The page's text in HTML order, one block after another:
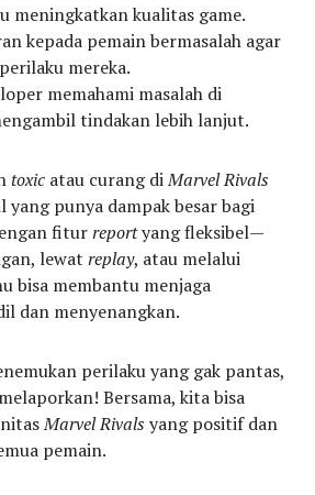
meningkatkan kualitas game.
kepada pemain bermasalah agar
mereka.
memahami masalah di
tindakan lebih lanjut.
toxic atau curang diMarvel Rivals
yang punya dampak besar bagi
fiturreportyang fleksibel—
lewatreplay, atau melalui
bisa membantu menjaga
dan menyenangkan.
perilaku yang gak pantas,
Bersama, kita bisa
Marvel Rivals yang positif dan
pemain.